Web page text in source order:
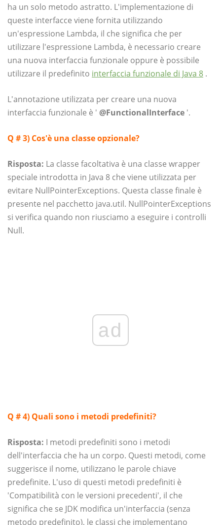
ha un solo metodo astratto. L'implementazione di
queste interfacce viene fornita utilizzando
un'espressione Lambda, il che significa che per
utilizzare l'espressione Lambda, è necessario creare
una nuova interfaccia funzionale oppure è possibile
utilizzare il predefinito interfaccia funzionale di Java 8 .
L'annotazione utilizzata per creare una nuova
interfaccia funzionale è ' @FunctionalInterface '.
Q # 3) Cos'è una classe opzionale?
Risposta: La classe facoltativa è una classe wrapper
speciale introdotta in Java 8 che viene utilizzata per
evitare NullPointerExceptions. Questa classe finale è
presente nel pacchetto java.util. NullPointerExceptions
si verifica quando non riusciamo a eseguire i controlli
Null.
ad
Q # 4) Quali sono i metodi predefiniti?
Risposta: I metodi predefiniti sono i metodi
dell'interfaccia che ha un corpo. Questi metodi, come
suggerisce il nome, utilizzano le parole chiave
predefinite. L'uso di questi metodi predefiniti è
'Compatibilità con le versioni precedenti', il che
significa che se JDK modifica un'interfaccia (senza
metodo predefinito), le classi che implementano